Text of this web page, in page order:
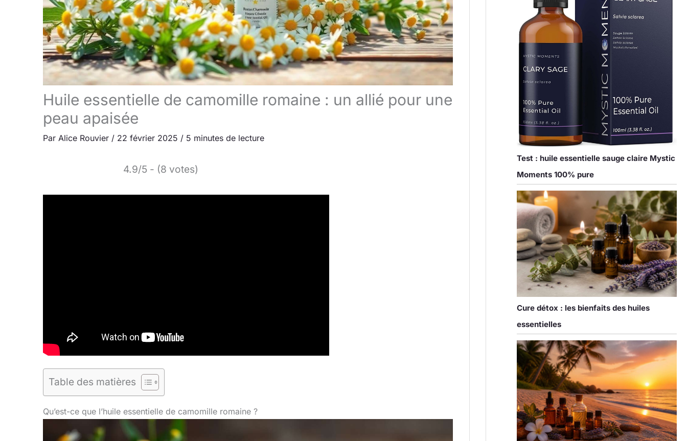
Huile essentielle de camomille romaine : un allié pour une
peau apaisée
Par Alice Rouvier / 22 février 2025 / 5 minutes de lecture
4.9/5 - (8 votes)
Table des matières
Qu’est-ce que l’huile essentielle de camomille romaine ?
Test : huile essentielle sauge claire Mystic
Moments 100% pure
Cure détox : les bienfaits des huiles
essentielles